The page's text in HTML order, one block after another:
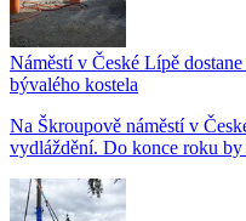
Náměstí v České Lípě
bývalého kostela
Na Škroupově náměstí v
vydláždění. Do konce roku